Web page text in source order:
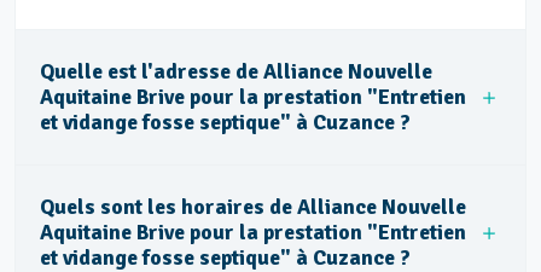
Quelle est l'adresse de Alliance Nouvelle
Aquitaine Brive pour la prestation "Entretien
et vidange fosse septique" à Cuzance ?
Quels sont les horaires de Alliance Nouvelle
Aquitaine Brive pour la prestation "Entretien
et vidange fosse septique" à Cuzance ?